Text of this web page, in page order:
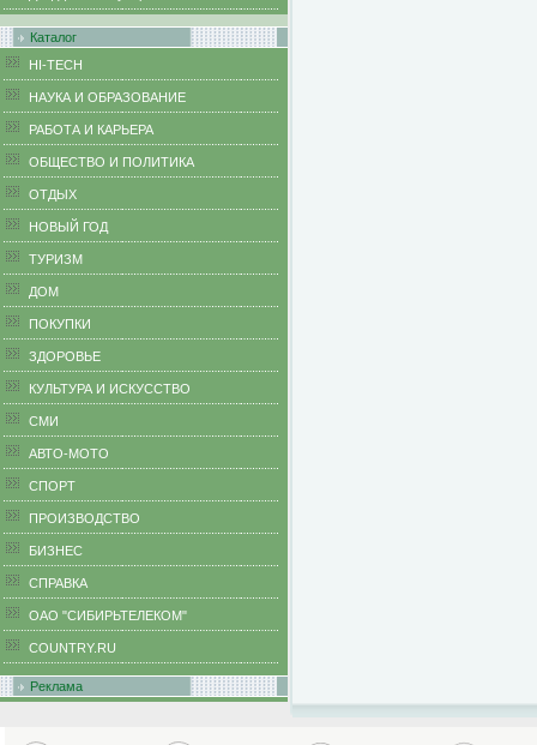
Каталог
HI-TECH
НАУКА И ОБРАЗОВАНИЕ
РАБОТА И КАРЬЕРА
ОБЩЕСТВО И ПОЛИТИКА
ОТДЫХ
НОВЫЙ ГОД
ТУРИЗМ
ДОМ
ПОКУПКИ
ЗДОРОВЬЕ
КУЛЬТУРА И ИСКУССТВО
СМИ
АВТО-МОТО
СПОРТ
ПРОИЗВОДСТВО
БИЗНЕС
CПРАВКА
ОАО "СИБИРЬТЕЛЕКОМ"
COUNTRY.RU
Реклама